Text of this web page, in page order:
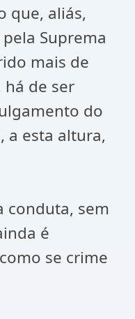
que, aliás,
Suprema
mais de
há de ser
do
a esta altura,
conduta, sem
é
se crime